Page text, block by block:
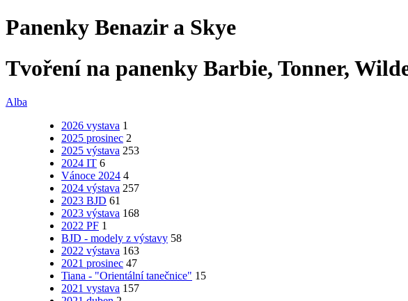
Panenky Benazir a Skye
Tvoření na panenky Barbie, Tonner,
Alba
2026 vystava 1
2025 prosinec 2
2025 výstava 253
2024 IT 6
Vánoce 2024 4
2024 výstava 257
2023 BJD 61
2023 výstava 168
2022 PF 1
BJD - modely z výstavy 58
2022 výstava 163
2021 prosinec 47
Tiana - "Orientální tanečnice" 15
2021 vystava 157